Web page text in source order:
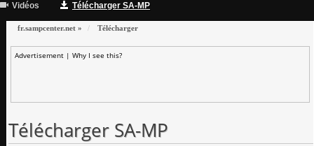
Vidéos
Télécharger SA-MP
fr.sampcenter.net » Télécharger
Advertisement | Why I see this?
Télécharger SA-MP